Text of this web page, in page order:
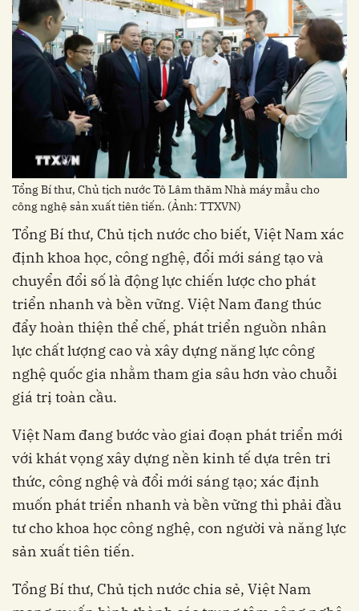
Tổng Bí thư, Chủ tịch nước Tô Lâm thăm Nhà máy mẫu cho
công nghệ sản xuất tiên tiến. (Ảnh: TTXVN)
Tổng Bí thư, Chủ tịch nước cho biết, Việt Nam xác
định khoa học, công nghệ, đổi mới sáng tạo và
chuyển đổi số là động lực chiến lược cho phát
triển nhanh và bền vững. Việt Nam đang thúc
đẩy hoàn thiện thể chế, phát triển nguồn nhân
lực chất lượng cao và xây dựng năng lực công
nghệ quốc gia nhằm tham gia sâu hơn vào chuỗi
giá trị toàn cầu.
Việt Nam đang bước vào giai đoạn phát triển mới
với khát vọng xây dựng nền kinh tế dựa trên tri
thức, công nghệ và đổi mới sáng tạo; xác định
muốn phát triển nhanh và bền vững thì phải đầu
tư cho khoa học công nghệ, con người và năng lực
sản xuất tiên tiến.
Tổng Bí thư, Chủ tịch nước chia sẻ, Việt Nam